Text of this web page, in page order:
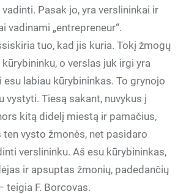
Pasak jo, yra verslininkai ir
vadinami „entrepreneur“.
tuo, kad jis kuria. Tokį žmogų
o verslas juk irgi yra
esu labiau kūrybininkas. To grynojo
vystyti. Tiesą sakant, nuvykus į
kitą didelį miestą ir pamačius,
vysto žmonės, net pasidaro
verslininku. Aš esu kūrybininkas,
ir apsuptas žmonių, padedančių
teigia F. Borcovas.